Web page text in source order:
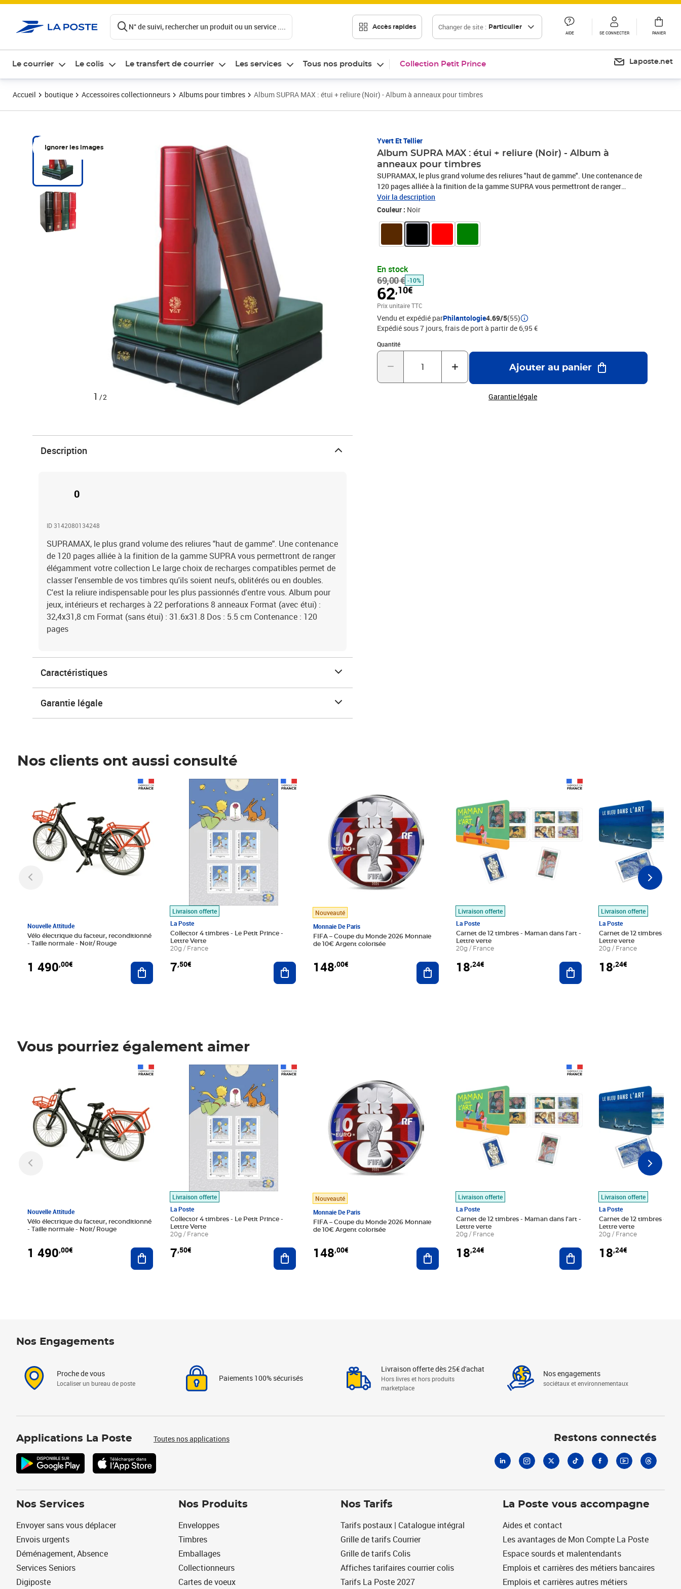
N° de suivi, rechercher un produit ou un service .... Accès rapides Changer de site : Particulier
AIDE SE CONNECTER PANIER
Le courrier Le colis Le transfert de courrier Les services Tous nos produits Collection Petit Prince Laposte.net
Accueil boutique Accessoires collectionneurs Albums pour timbres Album SUPRA MAX : étui + reliure (Noir) - Album à anneaux pour timbres
Ignorer les images
1 /2
Yvert Et Tellier
Album SUPRA MAX : étui + reliure (Noir) - Album à
anneaux pour timbres
SUPRAMAX, le plus grand volume des reliures "haut de gamme". Une contenance de
120 pages alliée à la finition de la gamme SUPRA vous permettront de ranger
élégamment votre collection Le large choix de recharges compatibles permet de
classer l'ensemble de vos timbres qu'ils soient neufs, oblitérés ou en doubles. C'est la
Voir la description
Couleur : Noir
En stock
69,00 €
Prix barré 69,00 €
-10%
62,10€
Prix 62,10€
Prix unitaire TTC
Vendu et expédié parPhilantologie4.69/5(55)
Expédié sous 7 jours, frais de port à partir de 6,95 €
Quantité
Quantité : 1
Ajouter au panier
Garantie légale
Description
0
ID 3142080134248
SUPRAMAX, le plus grand volume des reliures "haut de gamme". Une contenance
de 120 pages alliée à la finition de la gamme SUPRA vous permettront de ranger
élégamment votre collection Le large choix de recharges compatibles permet de
classer l'ensemble de vos timbres qu'ils soient neufs, oblitérés ou en doubles.
C'est la reliure indispensable pour les plus passionnés d'entre vous. Album pour
jeux, intérieurs et recharges à 22 perforations 8 anneaux Format (avec étui) :
32,4x31,8 cm Format (sans étui) : 31.6x31.8 Dos : 5.5 cm Contenance : 120
pages
Caractéristiques
Garantie légale
Nos clients ont aussi consulté
Nouvelle Attitude
Vélo électrique du facteur, reconditionné
- Taille normale - Noir/ Rouge
1 490,00€ Ajouter au panier
Livraison offerte
La Poste
Collector 4 timbres - Le Petit Prince -
Lettre Verte
20g / France
7,50€
Prix 7,50€
Ajouter au panier
Nouveauté
Monnaie De Paris
FIFA – Coupe du Monde 2026 Monnaie
de 10€ Argent colorisée
148,00€ Ajouter au panier
Livraison offerte
La Poste
Carnet de 12 timbres - Maman dans l'art -
Lettre verte
20g / France
18,24€ Ajouter au panier
Livraison offerte
La Poste
Carnet de 12 timbres - Le
Lettre verte
20g / France
18,24€
Vous pourriez également aimer
Nouvelle Attitude
Vélo électrique du facteur, reconditionné
- Taille normale - Noir/ Rouge
1 490,00€ Ajouter au panier
Livraison offerte
La Poste
Collector 4 timbres - Le Petit Prince -
Lettre Verte
20g / France
7,50€
Prix 7,50€
Ajouter au panier
Nouveauté
Monnaie De Paris
FIFA – Coupe du Monde 2026 Monnaie
de 10€ Argent colorisée
148,00€ Ajouter au panier
Livraison offerte
La Poste
Carnet de 12 timbres - Maman dans l'art -
Lettre verte
20g / France
18,24€ Ajouter au panier
Livraison offerte
La Poste
Carnet de 12 timbres - Le
Lettre verte
20g / France
18,24€
Nos Engagements
Proche de vous
Localiser un bureau de poste
Paiements 100% sécurisés
Livraison offerte dès 25€ d'achat
Hors livres et hors produits
marketplace
Nos engagements
sociétaux et environnementaux
Applications La Poste Toutes nos applications Restons connectés
Nos Services
Envoyer sans vous déplacer
Envois urgents
Déménagement, Absence
Services Seniors
Digiposte
Nos Produits
Enveloppes
Timbres
Emballages
Collectionneurs
Cartes de voeux
Nos Tarifs
Tarifs postaux | Catalogue intégral
Grille de tarifs Courrier
Grille de tarifs Colis
Affiches tarifaires courrier colis
Tarifs La Poste 2027
La Poste vous accompagne
Aides et contact
Les avantages de Mon Compte La Poste
Espace sourds et malentendants
Emplois et carrières des métiers bancaires
Emplois et carrières autres métiers